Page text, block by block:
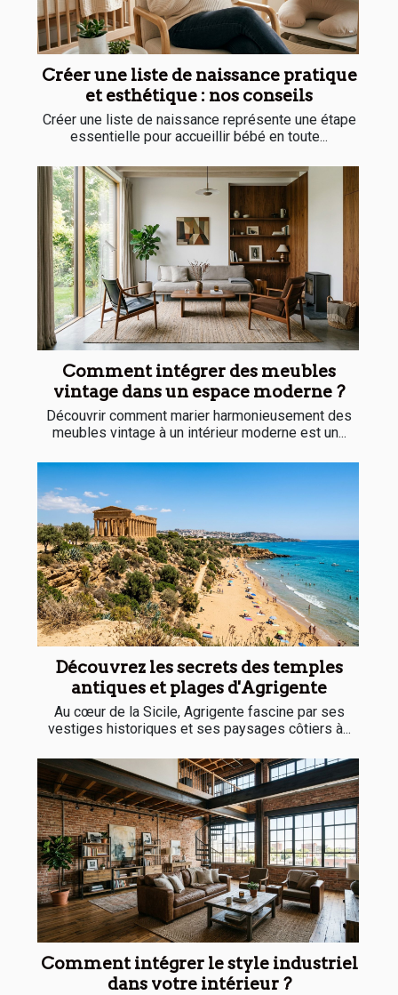
Créer une liste de naissance pratique
et esthétique : nos conseils
Créer une liste de naissance représente une étape
essentielle pour accueillir bébé en toute...
Comment intégrer des meubles
vintage dans un espace moderne ?
Découvrir comment marier harmonieusement des
meubles vintage à un intérieur moderne est un...
Découvrez les secrets des temples
antiques et plages d'Agrigente
Au cœur de la Sicile, Agrigente fascine par ses
vestiges historiques et ses paysages côtiers à...
Comment intégrer le style industriel
dans votre intérieur ?